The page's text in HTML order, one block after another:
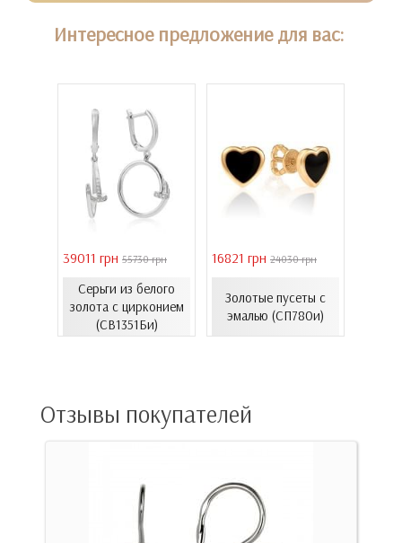
Интересное предложение для вас:
39011 грн 55730 грн
Серьги из белого
золота с цирконием
(СВ1351Би)
16821 грн 24030 грн
Золотые пусеты с
эмалью (СП780и)
Отзывы покупателей